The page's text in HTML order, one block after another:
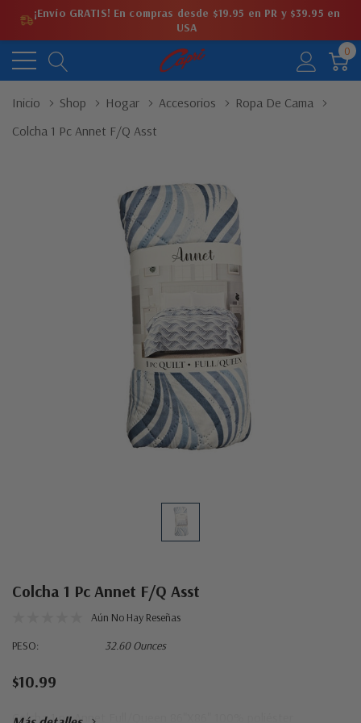
¡Envío GRATIS! En compras desde $19.95 en PR y $39.95 en
USA
0
Inicio Shop Hogar Accesorios
Ropa De Cama
Colcha 1 Pc Annet F/Q Asst
Colcha 1 Pc Annet F/Q Asst
Aún No Hay Reseñas
PESO:
32.60 Ounces
$10.99
Colcha 1 pc Annet Full/Queen 86"X86" 100% poliéster